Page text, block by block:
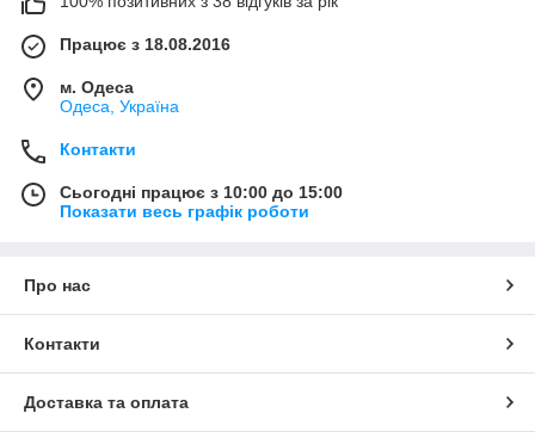
Працює з 18.08.2016
м. Одеса
Одеса, Україна
Контакти
Сьогодні працює з 10:00 до 15:00
Показати весь графік роботи
Про нас
Контакти
Доставка та оплата